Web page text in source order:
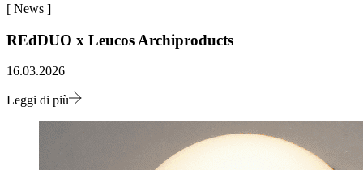
[ News ]
REdDUO x Leucos Archiproducts
16.03.2026
Leggi di più